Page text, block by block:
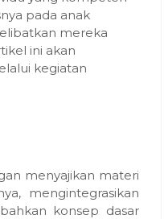
pada anak
mereka
ini akan
kegiatan
menyajikan materi
mengintegrasikan
konsep dasar